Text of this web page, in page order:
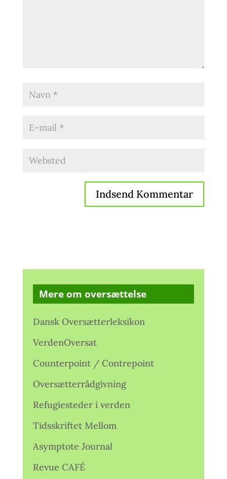
Mere om oversættelse
Dansk Oversætterleksikon
VerdenOversat
Counterpoint / Contrepoint
Oversætterrådgivning
Refugiesteder i verden
Tidsskriftet Mellom
Asymptote Journal
Revue CAFÉ